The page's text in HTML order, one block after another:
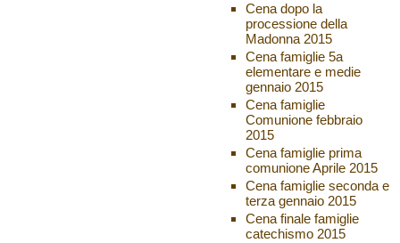
Cena dopo la
processione della
Madonna 2015
Cena famiglie 5a
elementare e medie
gennaio 2015
Cena famiglie
Comunione febbraio
2015
Cena famiglie prima
comunione Aprile 2015
Cena famiglie seconda e
terza gennaio 2015
Cena finale famiglie
catechismo 2015